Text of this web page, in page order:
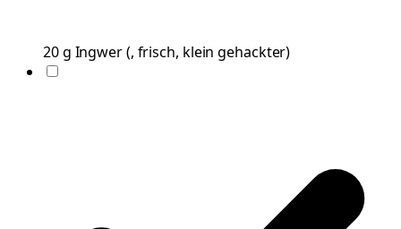
20g Ingwer(, frisch, klein gehackter)